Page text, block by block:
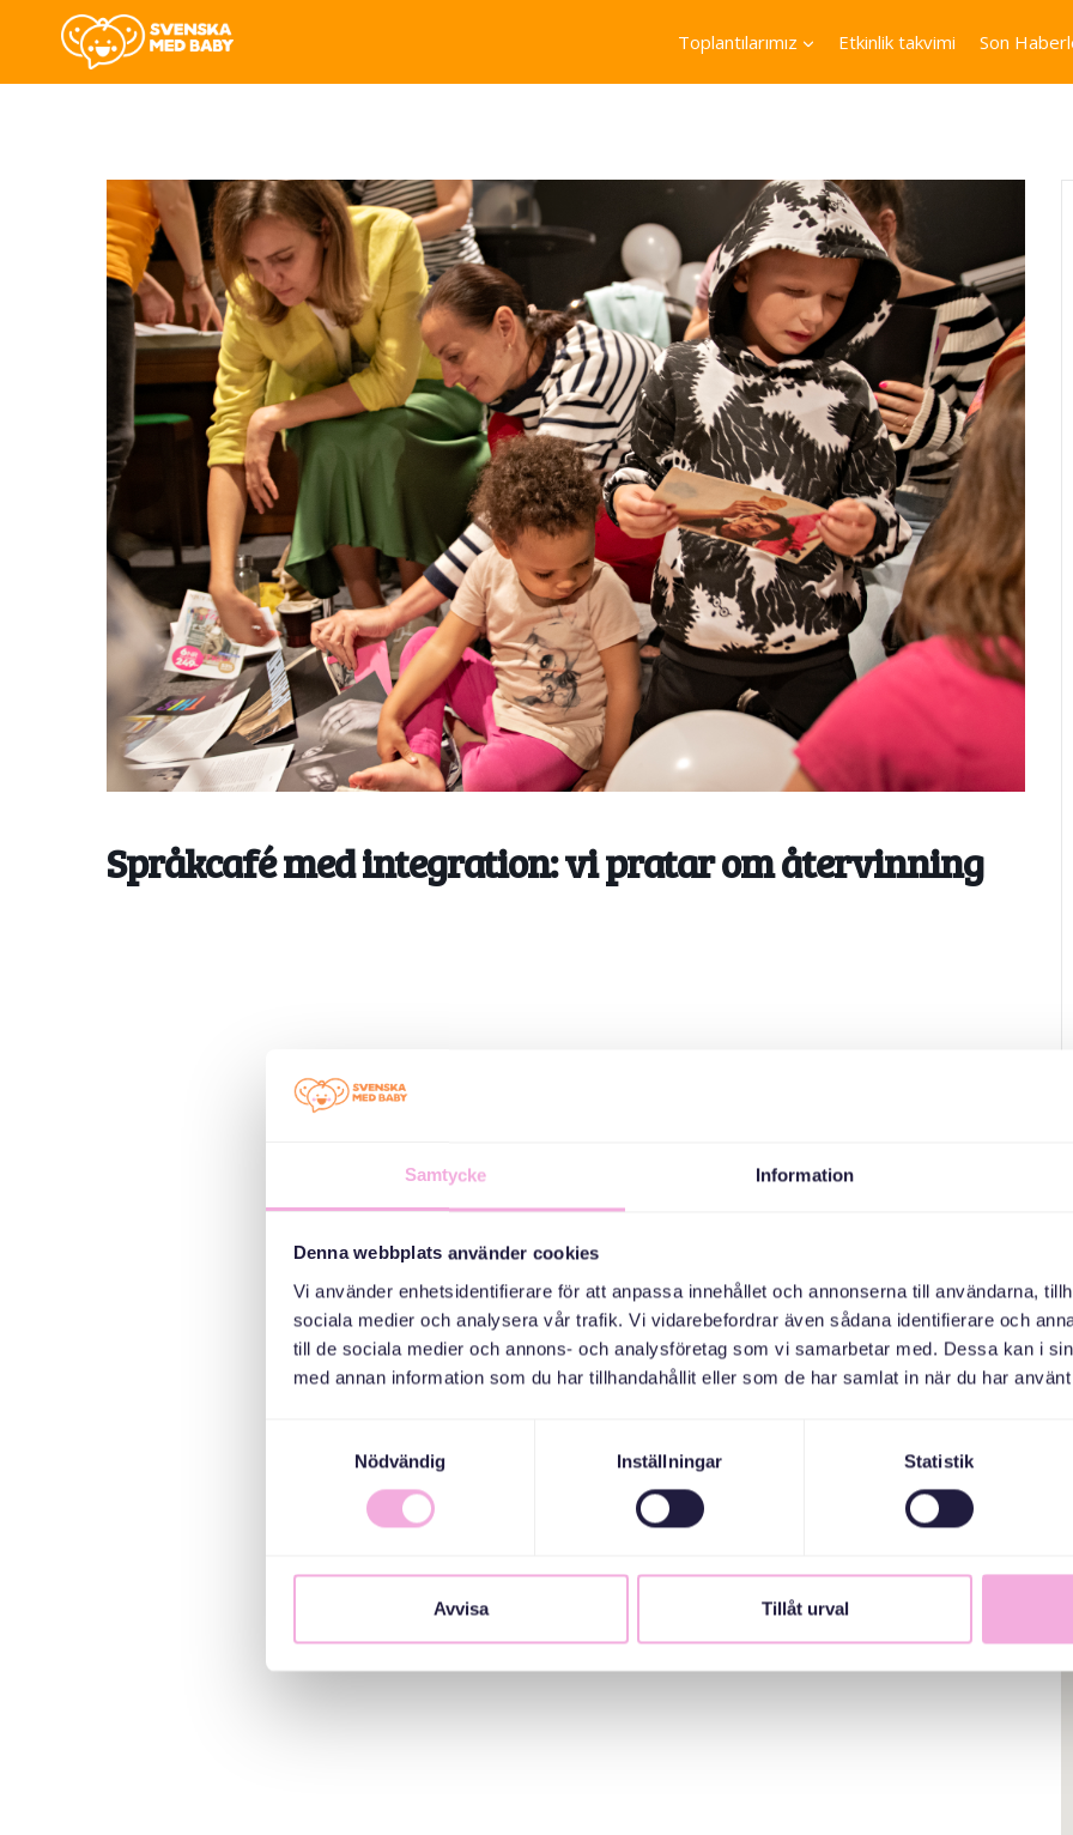
Samtycke Information
Denna webbplats använder cookies
Vi använder enhetsidentifierare för att anpassa innehållet och annonserna till användarna,
sociala medier och analysera vår trafik. Vi vidarebefordrar även sådana identifierare och
till de sociala medier och annons- och analysföretag som vi samarbetar med. Dessa kan i
med annan information som du har tillhandahållit eller som de har samlat in när du har
Nödvändig
Inställningar Statistik
Avvisa Tillåt urval
Toplantılarımız Etkinlik takvimi Son
Språkcafé med integration: vi pratar om återvinning